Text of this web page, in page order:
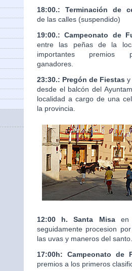
18:00.: Terminación de
de las calles (suspendido)
19:00.: Campeonato de
entre las peñas de la
importantes premios
ganadores.
23:30.: Pregón de Fiestas y
desde el balcón del
localidad a cargo de una
la provincia.
12:00 h. Santa Misaen
seguidamente procesion
las uvas y maneros del santo.
17:00h: Campeonato de
premios a los primeros